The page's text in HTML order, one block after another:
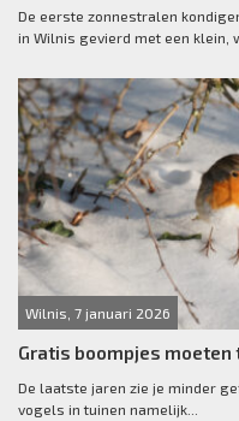
De eerste zonnestralen
in Wilnis gevierd met een klein,
Wilnis, 7 januari 2026
Gratis boompjes
De laatste jaren zie je minder
vogels in tuinen namelijk...